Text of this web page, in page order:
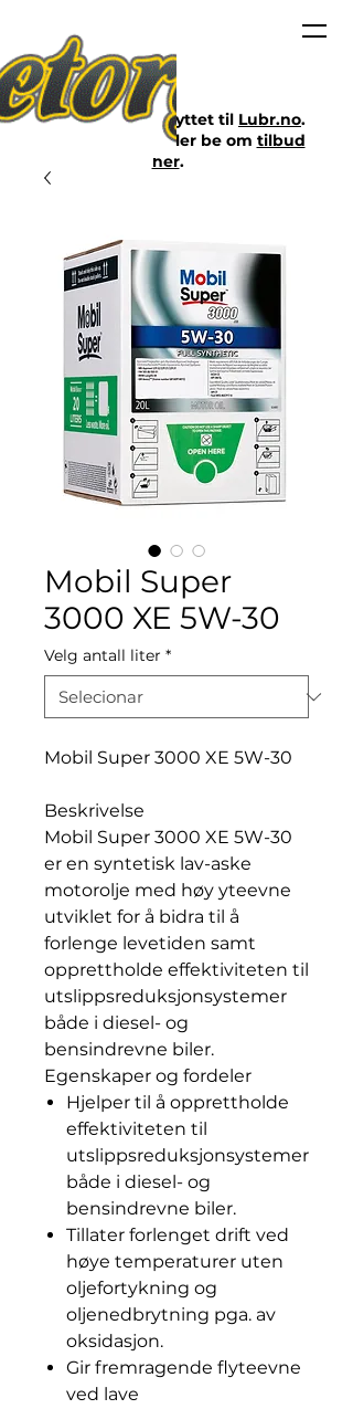
Mobil Super
3000 XE 5W-30
Velg antall liter *
Mobil Super 3000 XE 5W-30
Beskrivelse
Mobil Super 3000 XE 5W-30
er en syntetisk lav-aske
motorolje med høy yteevne
utviklet for å bidra til å
forlenge levetiden samt
opprettholde effektiviteten til
utslippsreduksjonsystemer
både i diesel- og
bensindrevne biler.
Egenskaper og fordeler
Hjelper til å opprettholde
effektiviteten til
utslippsreduksjonsystemer
både i diesel- og
bensindrevne biler.
Tillater forlenget drift ved
høye temperaturer uten
oljefortykning og
oljenedbrytning pga. av
oksidasjon.
Gir fremragende flyteevne
ved lave
Nettbutikken er flyttet til Lubr.no.
Klikk på lenken eller be om tilbud
her.